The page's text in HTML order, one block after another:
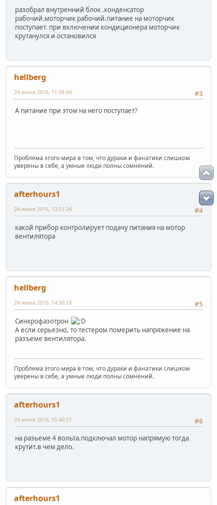
разобрал внутренний блок .конденсатор
рабочий.моторчик рабочий.питание на моторчик
поступает. при включении кондиционера моторчик
крутанулся и остановился
hellberg
#3
24 июня 2016, 11:58:04
А питание при этом на него поступает?
Проблема этого мира в том, что дураки и фанатики слишком
уверены в себе, а умные люди полны сомнений.
afterhours1
#4
24 июня 2016, 13:51:24
какой прибор контролирует подачу питания на мотор
вентилятора
hellberg
#5
24 июня 2016, 14:30:18
Синхрофазотрон
А если серьезно, то тестером померить напряжение на
разъеме вентилятора.
Проблема этого мира в том, что дураки и фанатики слишком
уверены в себе, а умные люди полны сомнений.
afterhours1
#6
24 июня 2016, 15:40:57
на разьеме 4 вольта.подключал мотор напрямую тогда
крутит.в чем дело.
afterhours1